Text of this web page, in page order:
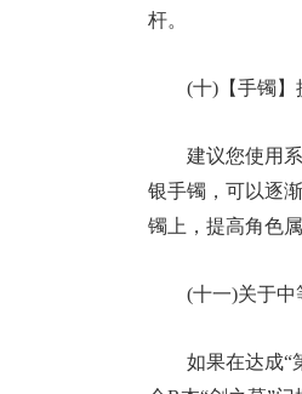
杆。
(十)【手镯】
建议您使用
银手镯，可以逐
镯上，提高角色属
(十一)关于中
如果在达成“